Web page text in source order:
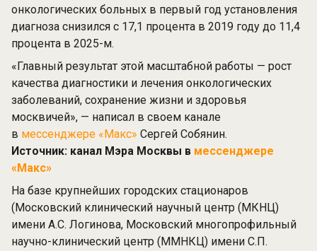
онкологических больных в первый год установления
диагноза снизился с 17,1 процента в 2019 году до 11,4
процента в 2025-м.
«Главный результат этой масштабной работы — рост
качества диагностики и лечения онкологических
заболеваний, сохранение жизни и здоровья
москвичей», — написал в своем канале
в мессенджере «Макс» Сергей Собянин.
Источник: канал Мэра Москвы в мессенджере
«Макс»
На базе крупнейших городских стационаров
(Московский клинический научный центр (МКНЦ)
имени А.С. Логинова, Московский многопрофильный
научно-клинический центр (ММНКЦ) имени С.П.